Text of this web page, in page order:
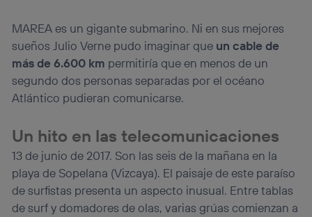
MAREA es un gigante submarino. Ni en sus mejores
sueños Julio Verne pudo imaginar que un cable de
más de 6.600 km permitiría que en menos de un
segundo dos personas separadas por el océano
Atlántico pudieran comunicarse.
Un hito en las telecomunicaciones
13 de junio de 2017. Son las seis de la mañana en la
playa de Sopelana (Vizcaya). El paisaje de este paraíso
de surfistas presenta un aspecto inusual. Entre tablas
de surf y domadores de olas, varias grúas comienzan a